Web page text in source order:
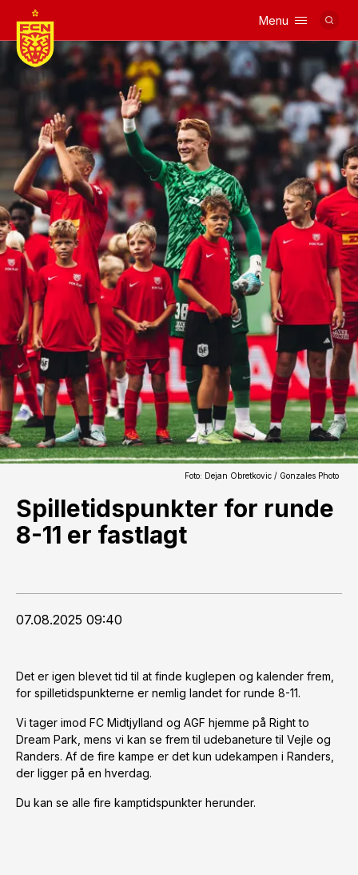
Logo
Menu
Foto: Dejan Obretkovic / Gonzales Photo
Spilletidspunkter for runde
8-11 er fastlagt
07.08.2025 09:40
Det er igen blevet tid til at finde kuglepen og kalender frem,
for spilletidspunkterne er nemlig landet for runde 8-11.
Vi tager imod FC Midtjylland og AGF hjemme på Right to
Dream Park, mens vi kan se frem til udebaneture til Vejle og
Randers. Af de fire kampe er det kun udekampen i Randers,
der ligger på en hverdag.
Du kan se alle fire kamptidspunkter herunder.